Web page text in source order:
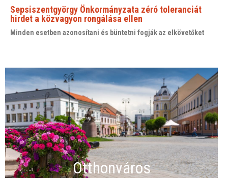
Sepsiszentgyörgy Önkormányzata zéró toleranciát
hirdet a közvagyon rongálása ellen
Minden esetben azonosítani és büntetni fogják az elkövetőket
Otthonváros